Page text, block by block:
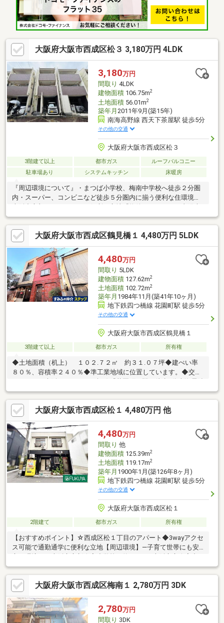
大阪府大阪市西成区松３ 3,180万円 4LDK
3,180万円
間取り 4LDK
建物面積106.75m2
土地面積56.01m2
築年月 2011年9月(築15年)
南海高野線 西天下茶屋駅 徒歩5分
その他の交通
大阪府大阪市西成区松３
3階建て以上 都市ガス
ルーフバルコニー
駐車場あり
システムキッチン 床暖房
『周辺環境について』・まつば小学校、梅南中学校へ徒歩２分圏
内・スーパー、コンビニなど徒歩５分圏内に揃う便利な住環境・
発電システム搭載！エコで安心な暮らし☆・収納スペースが豊富
な４ＬＤＫ＋ガレージ・２階部分ＬＤＫと水廻りにつき生活動線
がスムーズ・屋上バルコニーあり☆住宅ローンについても広い視
野と豊富な知識でご提案致します！・住宅ローンが通るかどうか
不安…などお気軽にお問い合わせください。☆『資金計画書』の
無料作成も実施中☆☆当社について・ご不安点ゼロを目標に接客
を心掛けています！
大阪府大阪市西成区鶴見橋１ 4,480万円 5LDK
4,480万円
間取り 5LDK
建物面積127.62m2
土地面積102.72m2
築年月 1984年11月(築41年10ヶ月)
地下鉄四つ橋線 花園町駅 徒歩5分
その他の交通
大阪府大阪市西成区鶴見橋１
3階建て以上 都市ガス 所有権
◆土地面積（机上） １０２.７２㎡ 約３１.０７坪◆建ぺい率
８０％、容積率２４０％◆準工業地域に位置しています。◆交通
高野線『萩ノ茶屋』駅 徒歩7分
大阪府大阪市西成区松１ 4,480万円 他
4,480万円
間取り 他
建物面積125.39m2
土地面積119.17m2
築年月 1900年1月(築126年8ヶ月)
地下鉄四つ橋線 花園町駅 徒歩5分
その他の交通
大阪府大阪市西成区松１
2階建て 都市ガス 所有権
【おすすめポイント】☆西成区松１丁目のアパート◆3wayアクセ
ス可能で通勤通学に便利な立地【周辺環境】―子育て世帯にも安
心の環境－・大阪市立新今宮小学校 約900ｍ・大阪市立今宮中
学校 約900ｍ―ちょっとしたお買い物に便利―・デイリーカナー
トイズミヤ花園店 約310ｍ・ライフ西天下茶屋店 約450ｍ・ロ
ーソン西成松一丁目店 約160ｍ・ファミリーマート花園南二丁
目店 約350ｍ・ダイコクドラッグ地下鉄花園町駅前店 約290
ｍ・ドラッグミック鶴見橋店 約680ｍ
大阪府大阪市西成区梅南１ 2,780万円 3DK
2,780万円
間取り 3DK